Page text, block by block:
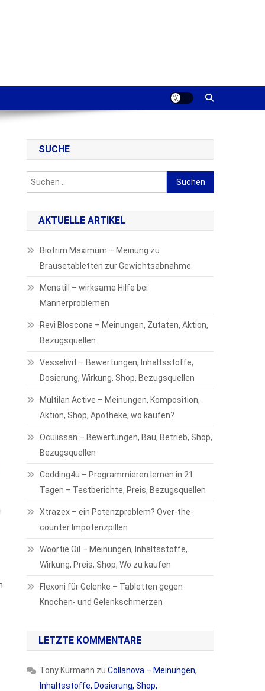
SUCHE
Suchen
nach:
AKTUELLE ARTIKEL
Biotrim Maximum – Meinung zu
Brausetabletten zur Gewichtsabnahme
Menstill – wirksame Hilfe bei
Männerproblemen
Revi Bloscone – Meinungen, Zutaten, Aktion,
Bezugsquellen
Vesselivit – Bewertungen, Inhaltsstoffe,
Dosierung, Wirkung, Shop, Bezugsquellen
Multilan Active – Meinungen, Komposition,
Aktion, Shop, Apotheke, wo kaufen?
Oculissan – Bewertungen, Bau, Betrieb, Shop,
Bezugsquellen
Codding4u – Programmieren lernen in 21
Tagen – Testberichte, Preis, Bezugsquellen
Xtrazex – ein Potenzproblem? Over-the-
counter Impotenzpillen
Woortie Oil – Meinungen, Inhaltsstoffe,
Wirkung, Preis, Shop, Wo zu kaufen
Flexoni für Gelenke – Tabletten gegen
Knochen- und Gelenkschmerzen
LETZTE KOMMENTARE
Tony Kurmann zuCollanova – Meinungen,
Inhaltsstoffe, Dosierung, Shop,